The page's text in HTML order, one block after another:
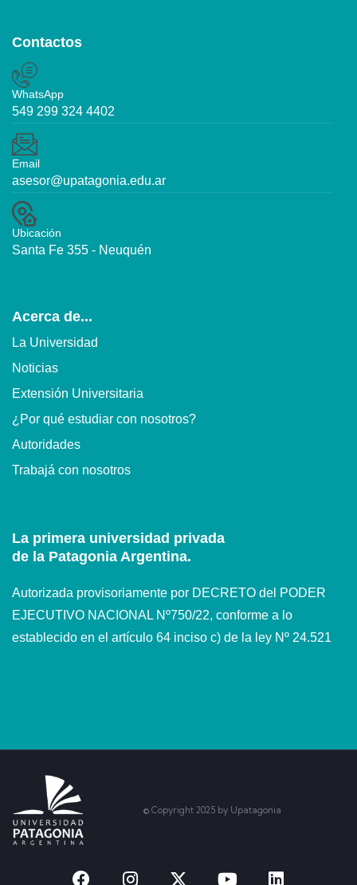
Contactos
WhatsApp
549 299 324 4402
Email
asesor@upatagonia.edu.ar
Ubicación
Santa Fe 355 - Neuquén
Acerca de...
La Universidad
Noticias
Extensión Universitaria
¿Por qué estudiar con nosotros?
Autoridades
Trabajá con nosotros
La primera universidad privada
de la Patagonia Argentina.
Autorizada provisoriamente por DECRETO del PODER
EJECUTIVO NACIONAL Nº750/22, conforme a lo
establecido en el artículo 64 inciso c) de la ley Nº 24.521
© Copyright 2025 by Upatagonia